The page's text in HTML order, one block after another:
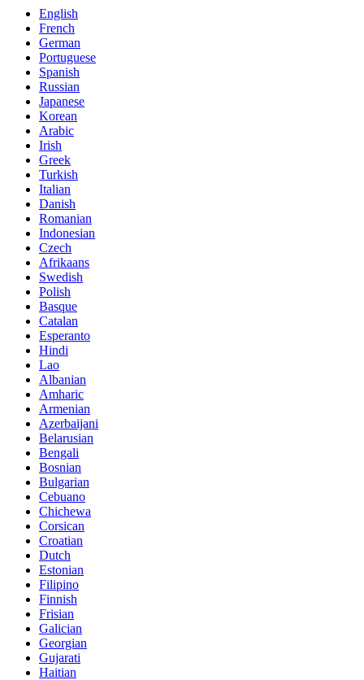
English
French
German
Portuguese
Spanish
Russian
Japanese
Korean
Arabic
Irish
Greek
Turkish
Italian
Danish
Romanian
Indonesian
Czech
Afrikaans
Swedish
Polish
Basque
Catalan
Esperanto
Hindi
Lao
Albanian
Amharic
Armenian
Azerbaijani
Belarusian
Bengali
Bosnian
Bulgarian
Cebuano
Chichewa
Corsican
Croatian
Dutch
Estonian
Filipino
Finnish
Frisian
Galician
Georgian
Gujarati
Haitian